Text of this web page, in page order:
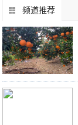
频道推荐